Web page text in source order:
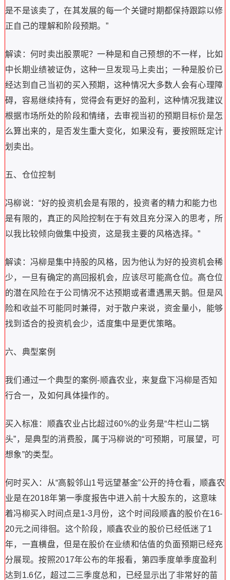
是不是该卖了，在其发展的每一个关键时期都保持跟踪以修
正自己的理解和阶段预期。”
解读：何时卖出股票呢？一种是和自己预想的不一样，比如
中长期业绩被证伪，这种一旦发现马上卖出；一种是股价已
经达到自己当初的买入预期，这种情况大多数人会有心理障
碍，容易继续持有，觉得会有更好的盈利，这种情况我建议
根据市场所处的阶段和情绪，去审视当初的预期目标价是怎
么算出来的，是否发生重大变化，如果没有，要按照既定计
划卖出。
五、仓位控制
冯柳说：“好的投资机会是有限的，投资者的精力和能力也
是有限的，真正的风险控制在于有效且充分深入的思考，所
以我比较倾向做集中投资，这是我主要的风格选择。”
解读：冯柳是集中持股的风格，因为他认为好的投资机会稀
少，一旦有确定的高回报机会，应该尽可能高仓位。高仓位
的潜在风险在于公司情况不达预期或者遭遇黑天鹅。但是风
险和收益不可能同时兼得，对于散户来说，资金量小，能够
找到适合的投资机会少，适度集中是更优策略。
六、典型案例
我们通过一个典型的案例-顺鑫农业，来复盘下冯柳是否知
行合一，及如何具体操作的。
买入标准：顺鑫农业占比超过60%的业务是“牛栏山二锅
头”，是典型的消费股，属于冯柳说的“可预期，可展望，可
想象”的类型。
何时买入：从“高毅邻山1号远望基金”公开的持仓看，顺鑫农
业是在2018年第一季度报告中进入前十大股东的，这意味
着冯柳买入时间点是1-3月份，这个时间段顺鑫的股价在16-
20元之间徘徊。这个阶段，顺鑫农业的股价已经低迷了1
年，一直横盘，但是在股价在业绩和估值的负面预期已经充
分展现。按照2017年公布的年报看，第四季度单季度盈利
达到1.6亿，超过二三季度总和，已经显示出了非常好的苗